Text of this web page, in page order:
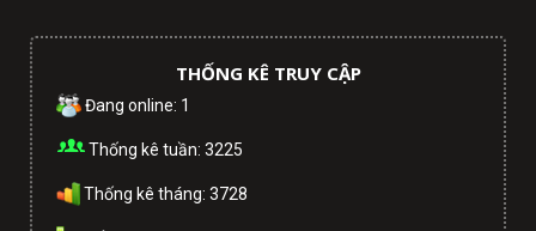
THỐNG KÊ TRUY CẬP
Đang online: 1
Thống kê tuần: 3225
Thống kê tháng: 3728